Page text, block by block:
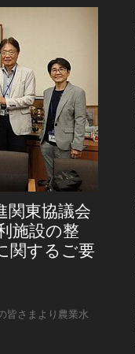
関東協議会
施設の整
関するご要
皆さまより農業水